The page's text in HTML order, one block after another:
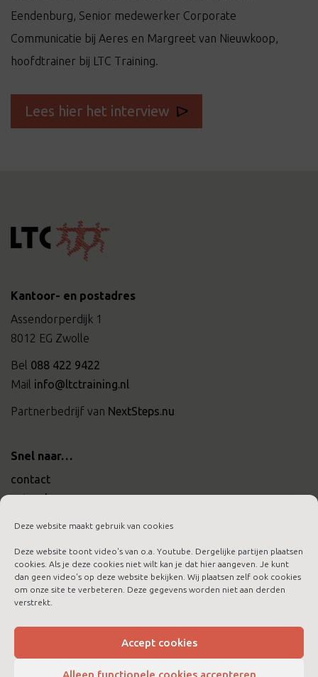
Deze website maakt gebruik van cookies
Deze website toont video's van o.a. Youtube. Dergelijke partijen plaatsen
cookies. Als je deze cookies niet wilt kan je dat hier aangeven. Je kunt
dan geen video's op deze website bekijken. Wij plaatsen zelf ook cookies
om onze site te verbeteren. Deze gegevens worden niet aan derden
verstrekt.
Accept cookies
Alleen functionele cookies accepteren
Eendenburg, Senior medewerker Corporate
Communicatie bij Aeres en Margreet van Nieuwkoop,
hoofdtrainer bij LTC Training.
Lees hier het interview
Kantoor- en postadres
Assendorperdijk 1
8012 EG Zwolle
Bel 088 422 9422
Mail info@ltctraining.nl
Partnerbedrijf van NextSteps.nu
Snel naar…
contact
actueel
aanmelden nieuwsbrief
disclaimer